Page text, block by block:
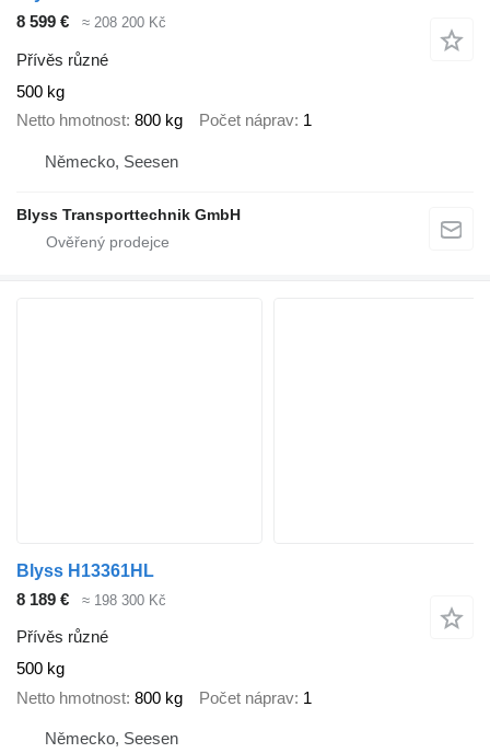
8 599 €
≈ 208 200 Kč
Přívěs různé
500 kg
Netto hmotnost 800 kg Počet náprav 1
Německo, Seesen
Blyss Transporttechnik GmbH
Blyss H13361HL
8 189 €
≈ 198 300 Kč
Přívěs různé
500 kg
Netto hmotnost 800 kg Počet náprav 1
Německo, Seesen